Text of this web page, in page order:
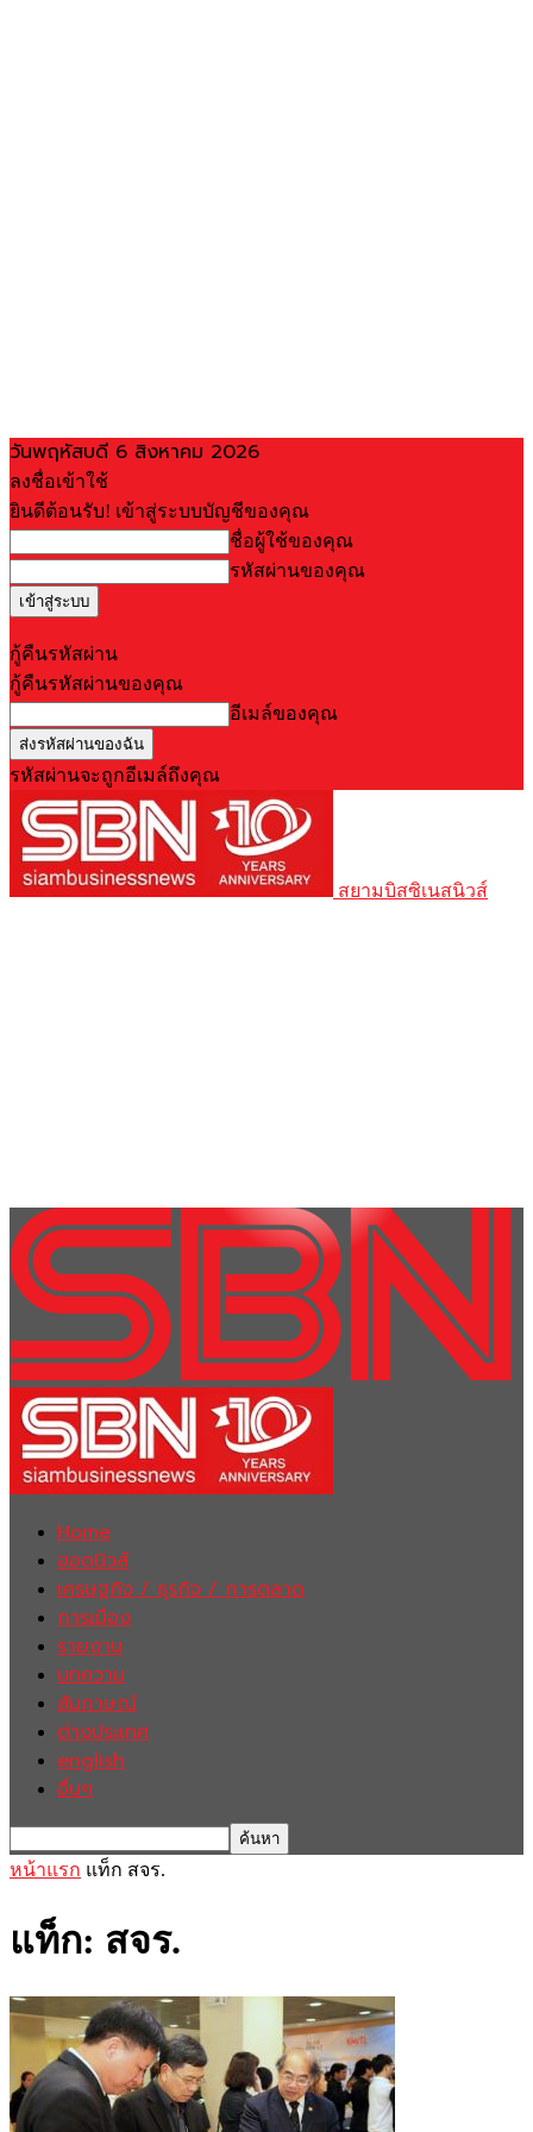
วันพฤหัสบดี 6 สิงหาคม 2026
ลงชื่อเข้าใช้
ยินดีต้อนรับ! เข้าสู่ระบบบัญชีของคุณ
ชื่อผู้ใช้ของคุณ
รหัสผ่านของคุณ
กู้คืนรหัสผ่าน
กู้คืนรหัสผ่านของคุณ
อีเมล์ของคุณ
รหัสผ่านจะถูกอีเมล์ถึงคุณ
สยามบิสซิเนสนิวส์
Home
ฮอตนิวส์
เศรษฐกิจ / ธุรกิจ / การตลาด
การเมือง
รายงาน
บทความ
สัมภาษณ์
ต่างประเทศ
english
อื่นๆ
หน้าแรก แท็ก สจร.
แท็ก: สจร.